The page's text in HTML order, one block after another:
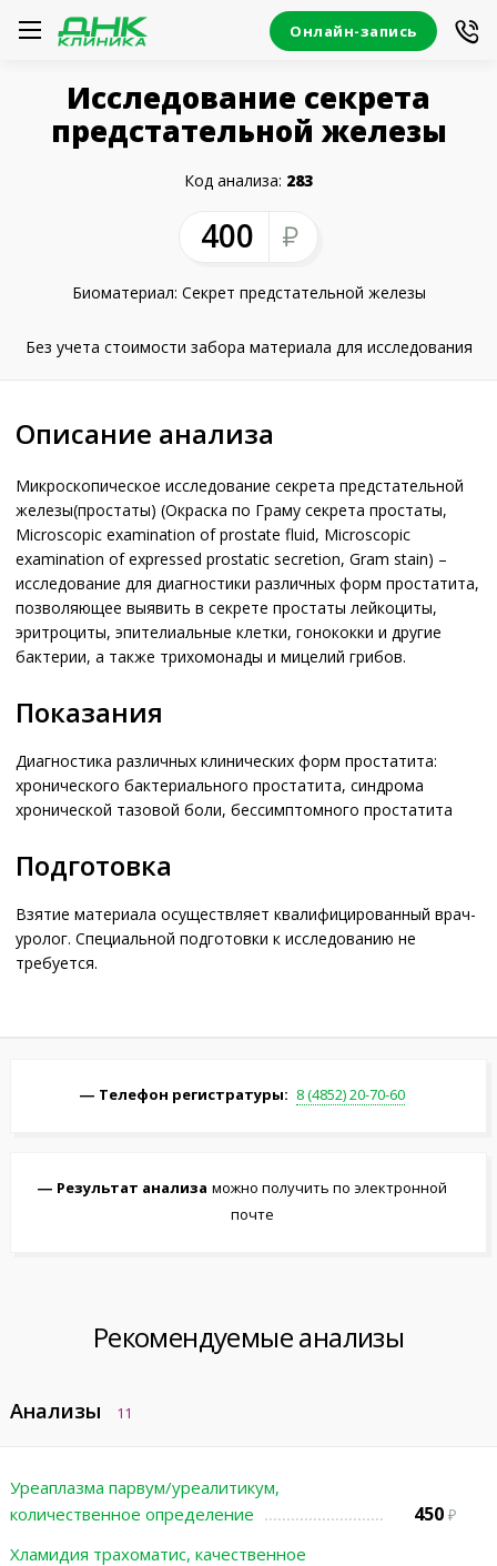
Онлайн-запись
Исследование секрета
предстательной железы
Код анализа: 283
400
Биоматериал: Секрет предстательной железы
Без учета стоимости забора материала для исследования
Описание анализа
Микроскопическое исследование секрета предстательной
железы(простаты) (Окраска по Граму секрета простаты,
Microscopic examination of prostate fluid, Microscopic
examination of expressed prostatic secretion, Gram stain) –
исследование для диагностики различных форм простатита,
позволяющее выявить в секрете простаты лейкоциты,
эритроциты, эпителиальные клетки, гонококки и другие
бактерии, а также трихомонады и мицелий грибов.
Показания
Диагностика различных клинических форм простатита:
хронического бактериального простатита, синдрома
хронической тазовой боли, бессимптомного простатита
Подготовка
Взятие материала осуществляет квалифицированный врач-
уролог. Специальной подготовки к исследованию не
требуется.
Телефон регистратуры: 8 (4852) 20-70-60
Результат анализа можно получить по электронной
почте
Рекомендуемые анализы
Анализы 11
Уреаплазма парвум/уреалитикум,
количественное определение
450
Хламидия трахоматис, качественное